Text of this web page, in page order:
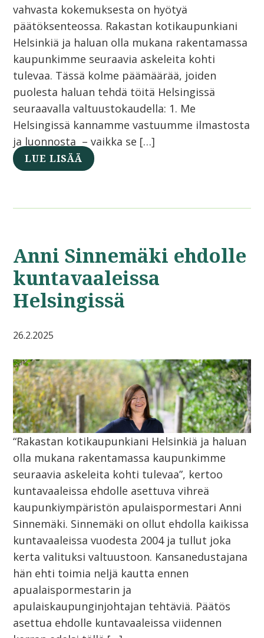
vahvasta kokemuksesta on hyötyä
päätöksenteossa. Rakastan kotikaupunkiani
Helsinkiä ja haluan olla mukana rakentamassa
kaupunkimme seuraavia askeleita kohti
tulevaa. Tässä kolme päämäärää, joiden
puolesta haluan tehdä töitä Helsingissä
seuraavalla valtuustokaudella: 1. Me
Helsingissä kannamme vastuumme ilmastosta
ja luonnosta – vaikka se […]
LUE LISÄÄ
Anni Sinnemäki ehdolle
kuntavaaleissa
Helsingissä
26.2.2025
“Rakastan kotikaupunkiani Helsinkiä ja haluan
olla mukana rakentamassa kaupunkimme
seuraavia askeleita kohti tulevaa”, kertoo
kuntavaaleissa ehdolle asettuva vihreä
kaupunkiympäristön apulaispormestari Anni
Sinnemäki. Sinnemäki on ollut ehdolla kaikissa
kuntavaaleissa vuodesta 2004 ja tullut joka
kerta valituksi valtuustoon. Kansanedustajana
hän ehti toimia neljä kautta ennen
apualaispormestarin ja
apulaiskaupunginjohtajan tehtäviä. Päätös
asettua ehdolle kuntavaaleissa viidennen